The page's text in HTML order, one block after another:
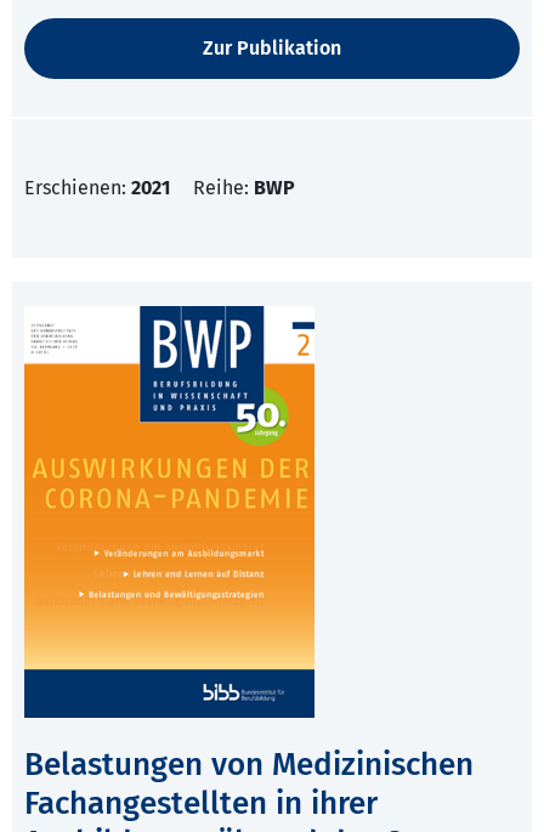
Zur Publikation
Erschienen: 2021 Reihe: BWP
Belastungen von Medizinischen
Fachangestellten in ihrer